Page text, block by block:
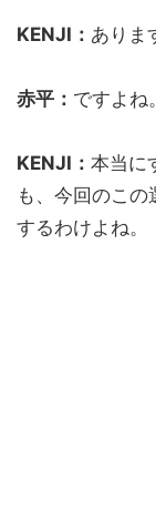
KENJI： ありま
赤平： ですよね
KENJI： 本当に
も、今回のこ
するわけよね。